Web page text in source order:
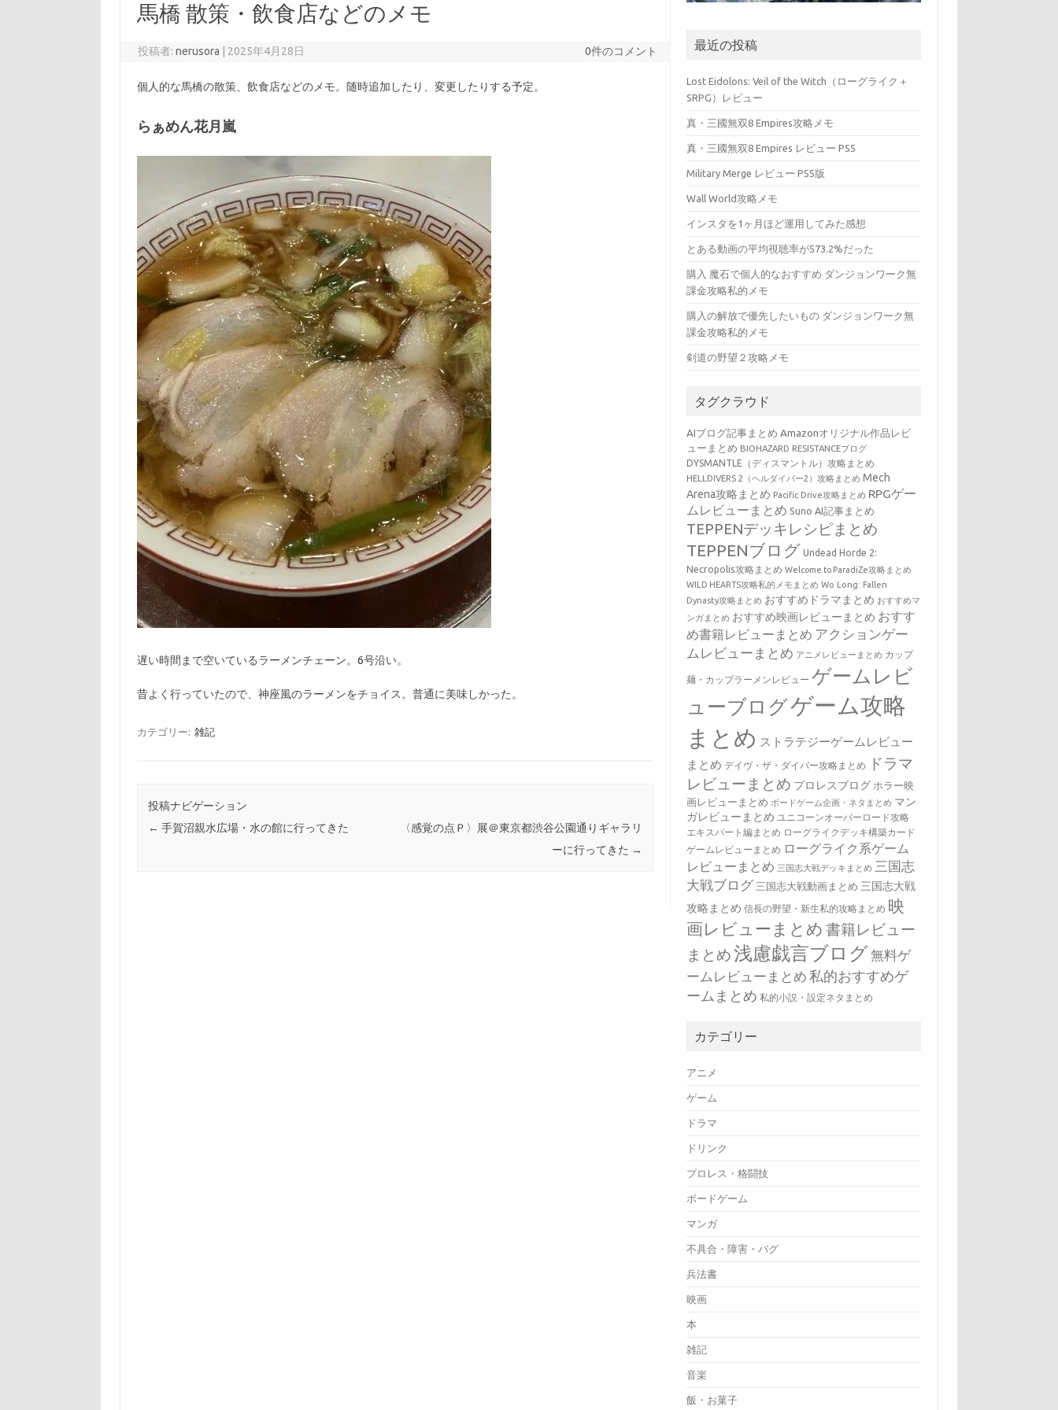
馬橋 散策・飲食店などのメモ
投稿者:nerusora 2025年4月28日 0件のコメント
個人的な馬橋の散策、飲食店などのメモ。随時追加したり、変更したりする予定。
らぁめん花月嵐
遅い時間まで空いているラーメンチェーン。6号沿い。
昔よく行っていたので、神座風のラーメンをチョイス。普通に美味しかった。
カテゴリー: 雑記
投稿ナビゲーション
← 手賀沼親水広場・水の館に行ってきた
〈感覚の点Ｐ〉展＠東京都渋谷公園通りギャラリ
ーに行ってきた →
最近の投稿
Lost Eidolons: Veil of the Witch（ローグライク＋
SRPG）レビュー
真・三國無双8 Empires攻略メモ
真・三國無双8 Empires レビュー PS5
Military Merge レビュー PS5版
Wall World攻略メモ
インスタを1ヶ月ほど運用してみた感想
とある動画の平均視聴率が573.2%だった
購入 魔石で個人的なおすすめ ダンジョンワーク無
課金攻略私的メモ
購入の解放で優先したいもの ダンジョンワーク無
課金攻略私的メモ
剣道の野望２攻略メモ
タグクラウド
AIブログ記事まとめ Amazonオリジナル作品レビ
ューまとめ BIOHAZARD RESISTANCEブログ
DYSMANTLE（ディスマントル）攻略まとめ
HELLDIVERS 2（ヘルダイバー2）攻略まとめ Mech
Arena攻略まとめ Pacific Drive攻略まとめ RPGゲー
ムレビューまとめ Suno AI記事まとめ
TEPPENデッキレシピまとめ
TEPPENブログ Undead Horde 2:
Necropolis攻略まとめ Welcome to ParadiZe攻略まとめ
WILD HEARTS攻略私的メモまとめ Wo Long: Fallen
Dynasty攻略まとめ おすすめドラマまとめ おすすめマ
ンガまとめ おすすめ映画レビューまとめ おすす
め書籍レビューまとめ アクションゲー
ムレビューまとめ アニメレビューまとめ カップ
麺・カップラーメンレビュー ゲームレビ
ューブログゲーム攻略
まとめ ストラテジーゲームレビュー
まとめ デイヴ・ザ・ダイバー攻略まとめ
ドラマ
レビューまとめ プロレスブログ ホラー映
画レビューまとめ ボードゲーム企画・ネタまとめ マン
ガレビューまとめ ユニコーンオーバーロード攻略
エキスパート編まとめ ローグライクデッキ構築カード
ゲームレビューまとめ ローグライク系ゲーム
レビューまとめ 三国志大戦デッキまとめ 三国志
大戦ブログ 三国志大戦動画まとめ 三国志大戦
攻略まとめ 信長の野望・新生私的攻略まとめ 映
画レビューまとめ 書籍レビュー
まとめ浅慮戯言ブログ無料ゲ
ームレビューまとめ 私的おすすめゲ
ームまとめ 私的小説・設定ネタまとめ
カテゴリー
アニメ
ゲーム
ドラマ
ドリンク
プロレス・格闘技
ボードゲーム
マンガ
不具合・障害・バグ
兵法書
映画
本
雑記
音楽
飯・お菓子